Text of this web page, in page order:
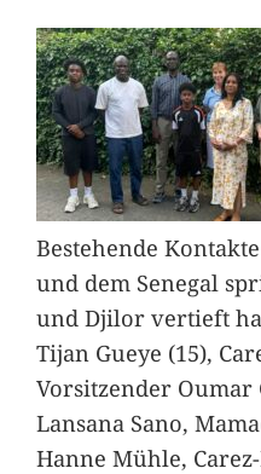
Bestehende
und dem Senegal
und Djilor vertieft
Tijan Gueye (15),
Vorsitzender Oumar
Lansana Sano,
Hanne Mühle,